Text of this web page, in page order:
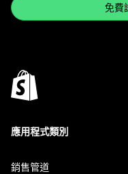
免費
應用程式類別
銷售管道